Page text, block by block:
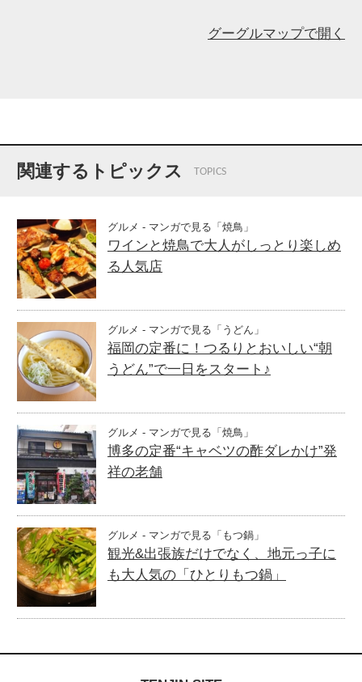
グーグルマップで開く
関連するトピックス TOPICS
グルメ - マンガで見る「焼鳥」
ワインと焼鳥で大人がしっとり楽しめ
る人気店
グルメ - マンガで見る「うどん」
福岡の定番に！つるりとおいしい“朝
うどん”で一日をスタート♪
グルメ - マンガで見る「焼鳥」
博多の定番“キャベツの酢ダレかけ”発
祥の老舗
グルメ - マンガで見る「もつ鍋」
観光&出張族だけでなく、地元っ子に
も大人気の「ひとりもつ鍋」